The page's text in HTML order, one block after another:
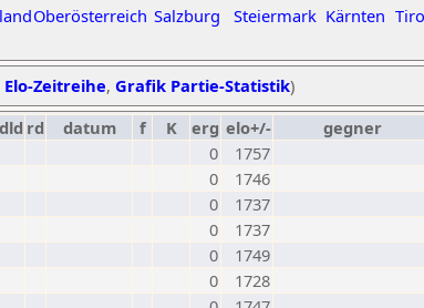
Oberösterreich Salzburg Steiermark Kärnten
Zeitreihe, Grafik Partie-Statistik)
rd datum f K erg elo+/- gegner
0
1757
0
1746
0
1737
0
1737
0
1749
0
1728